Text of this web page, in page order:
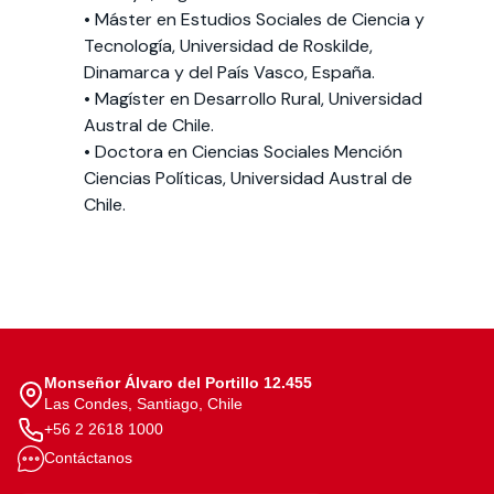
• Máster en Estudios Sociales de Ciencia y
Tecnología, Universidad de Roskilde,
Dinamarca y del País Vasco, España.
• Magíster en Desarrollo Rural, Universidad
Austral de Chile.
• Doctora en Ciencias Sociales Mención
Ciencias Políticas, Universidad Austral de
Chile.
Monseñor Álvaro del Portillo 12.455
Las Condes, Santiago, Chile
+56 2 2618 1000
Contáctanos